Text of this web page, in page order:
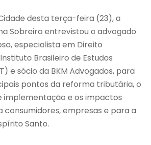
desta terça-feira (23), a
Sobreira entrevistou o advogado
especialista em Direito
Brasileiro de Estudos
e sócio da BKM Advogados, para
pontos da reforma tributária, o
implementação e os impactos
consumidores, empresas e para a
Santo.